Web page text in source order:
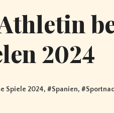
2024
Spiele 2024, #Spanien, #